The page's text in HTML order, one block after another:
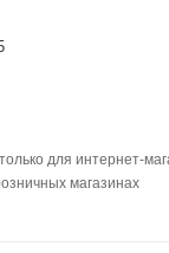
для интернет-
магазинах